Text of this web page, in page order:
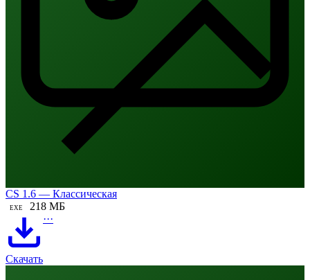
CS 1.6 — Классическая
EXE 218 МБ
Скачать
···